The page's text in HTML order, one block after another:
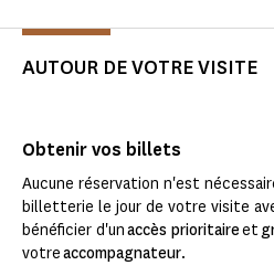
AUTOUR DE VOTRE VISITE
Obtenir vos billets
Aucune réservation n'est
billetterie le jour de votre visite
bénéficier d'unaccès prioritaireet
votreaccompagnateur.